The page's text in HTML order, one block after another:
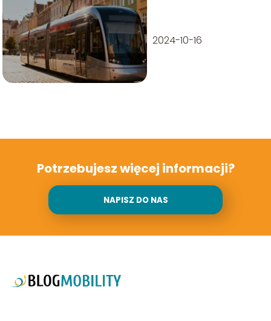
2024-10-16
Potrzebujesz więcej informacji?
NAPISZ DO NAS